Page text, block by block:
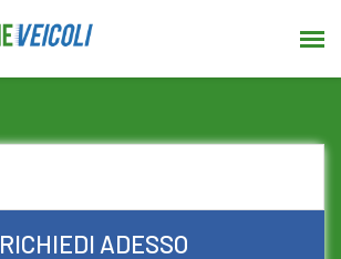
RICHIEDI ADESSO